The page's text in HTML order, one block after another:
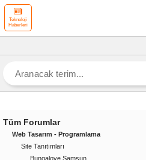
Teknoloji
Haberleri
Tüm Forumlar
Web Tasarım - Programlama
Site Tanıtımları
Bungalove Samsun